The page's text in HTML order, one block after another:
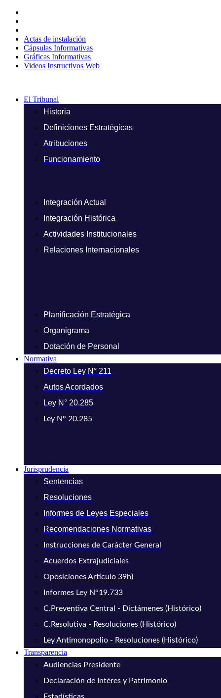
contenido
Actas de instalación
Cápsulas Informativas
Gráficas Informativas
Videos Instructivos Web
El Tribunal
Historia
Definiciones Estratégicas
Atribuciones
Funcionamiento
Integración Actual
Integración Histórica
Actividades Institucionales
Relaciones Internacionales
Planificación Estratégica
Organigrama
Dotación de Personal
Normativa
Decreto Ley N° 211
Autos Acordados
Ley N° 20.285
Ley N° 20.285
Jurisprudencia
Sentencias
Resoluciones
Informes de Leyes Especiales
Recomendaciones Normativas
Instrucciones de Carácter General
Acuerdos Extrajudiciales
Oposiciones Artículo 39h)
Informes Ley N°19.733
C.Preventiva Central - Dictámenes (Histórico)
C.Resolutiva - Resoluciones (Histórico)
Ley Antimonopolio - Resoluciones (Histórico)
Transparencia
Audiencias Presidente
Declaración de Intéres y Patrimonio